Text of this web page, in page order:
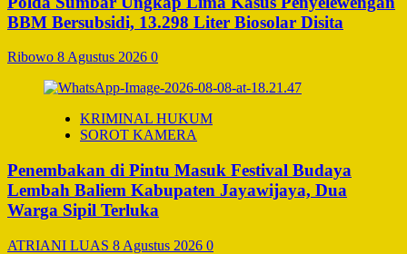
BBM Bersubsidi, 13.298 Liter Biosolar Disita
Ribowo 8 Agustus 2026 0
KRIMINAL HUKUM
SOROT KAMERA
Penembakan di Pintu Masuk Festival Budaya
Lembah Baliem Kabupaten Jayawijaya, Dua
Warga Sipil Terluka
ATRIANI LUAS 8 Agustus 2026 0